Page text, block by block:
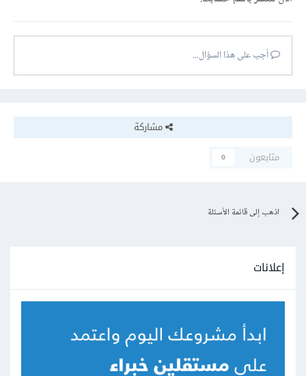
أجب على هذا السؤال...
مشاركة
متابعون
0
اذهب إلى قائمة الأسئلة
إعلانات